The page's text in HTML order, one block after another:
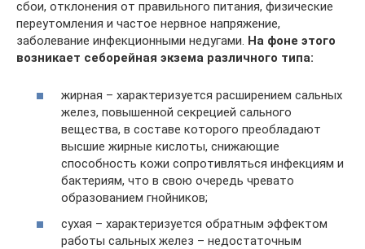
сбои, отклонения от правильного питания, физические
переутомления и частое нервное напряжение,
заболевание инфекционными недугами. На фоне этого
возникает себорейная экзема различного типа:
жирная – характеризуется расширением сальных
желез, повышенной секрецией сального
вещества, в составе которого преобладают
высшие жирные кислоты, снижающие
способность кожи сопротивляться инфекциям и
бактериям, что в свою очередь чревато
образованием гнойников;
сухая – характеризуется обратным эффектом
работы сальных желез – недостаточным